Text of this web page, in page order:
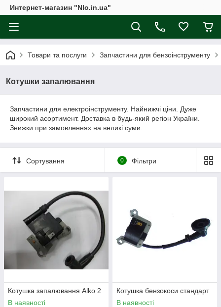
Интернет-магазин "Nlo.in.ua"
Товари та послуги Запчастини для бензоінструменту
Котушки запалювання
Запчастини для електроінструменту. Найнижчі ціни. Дуже
широкий асортимент. Доставка в будь-який регіон України.
Знижки при замовленнях на великі суми.
Сортування 0 Фільтри
Котушка запалювання Alko 2
В наявності
Котушка бензокоси стандарт
В наявності